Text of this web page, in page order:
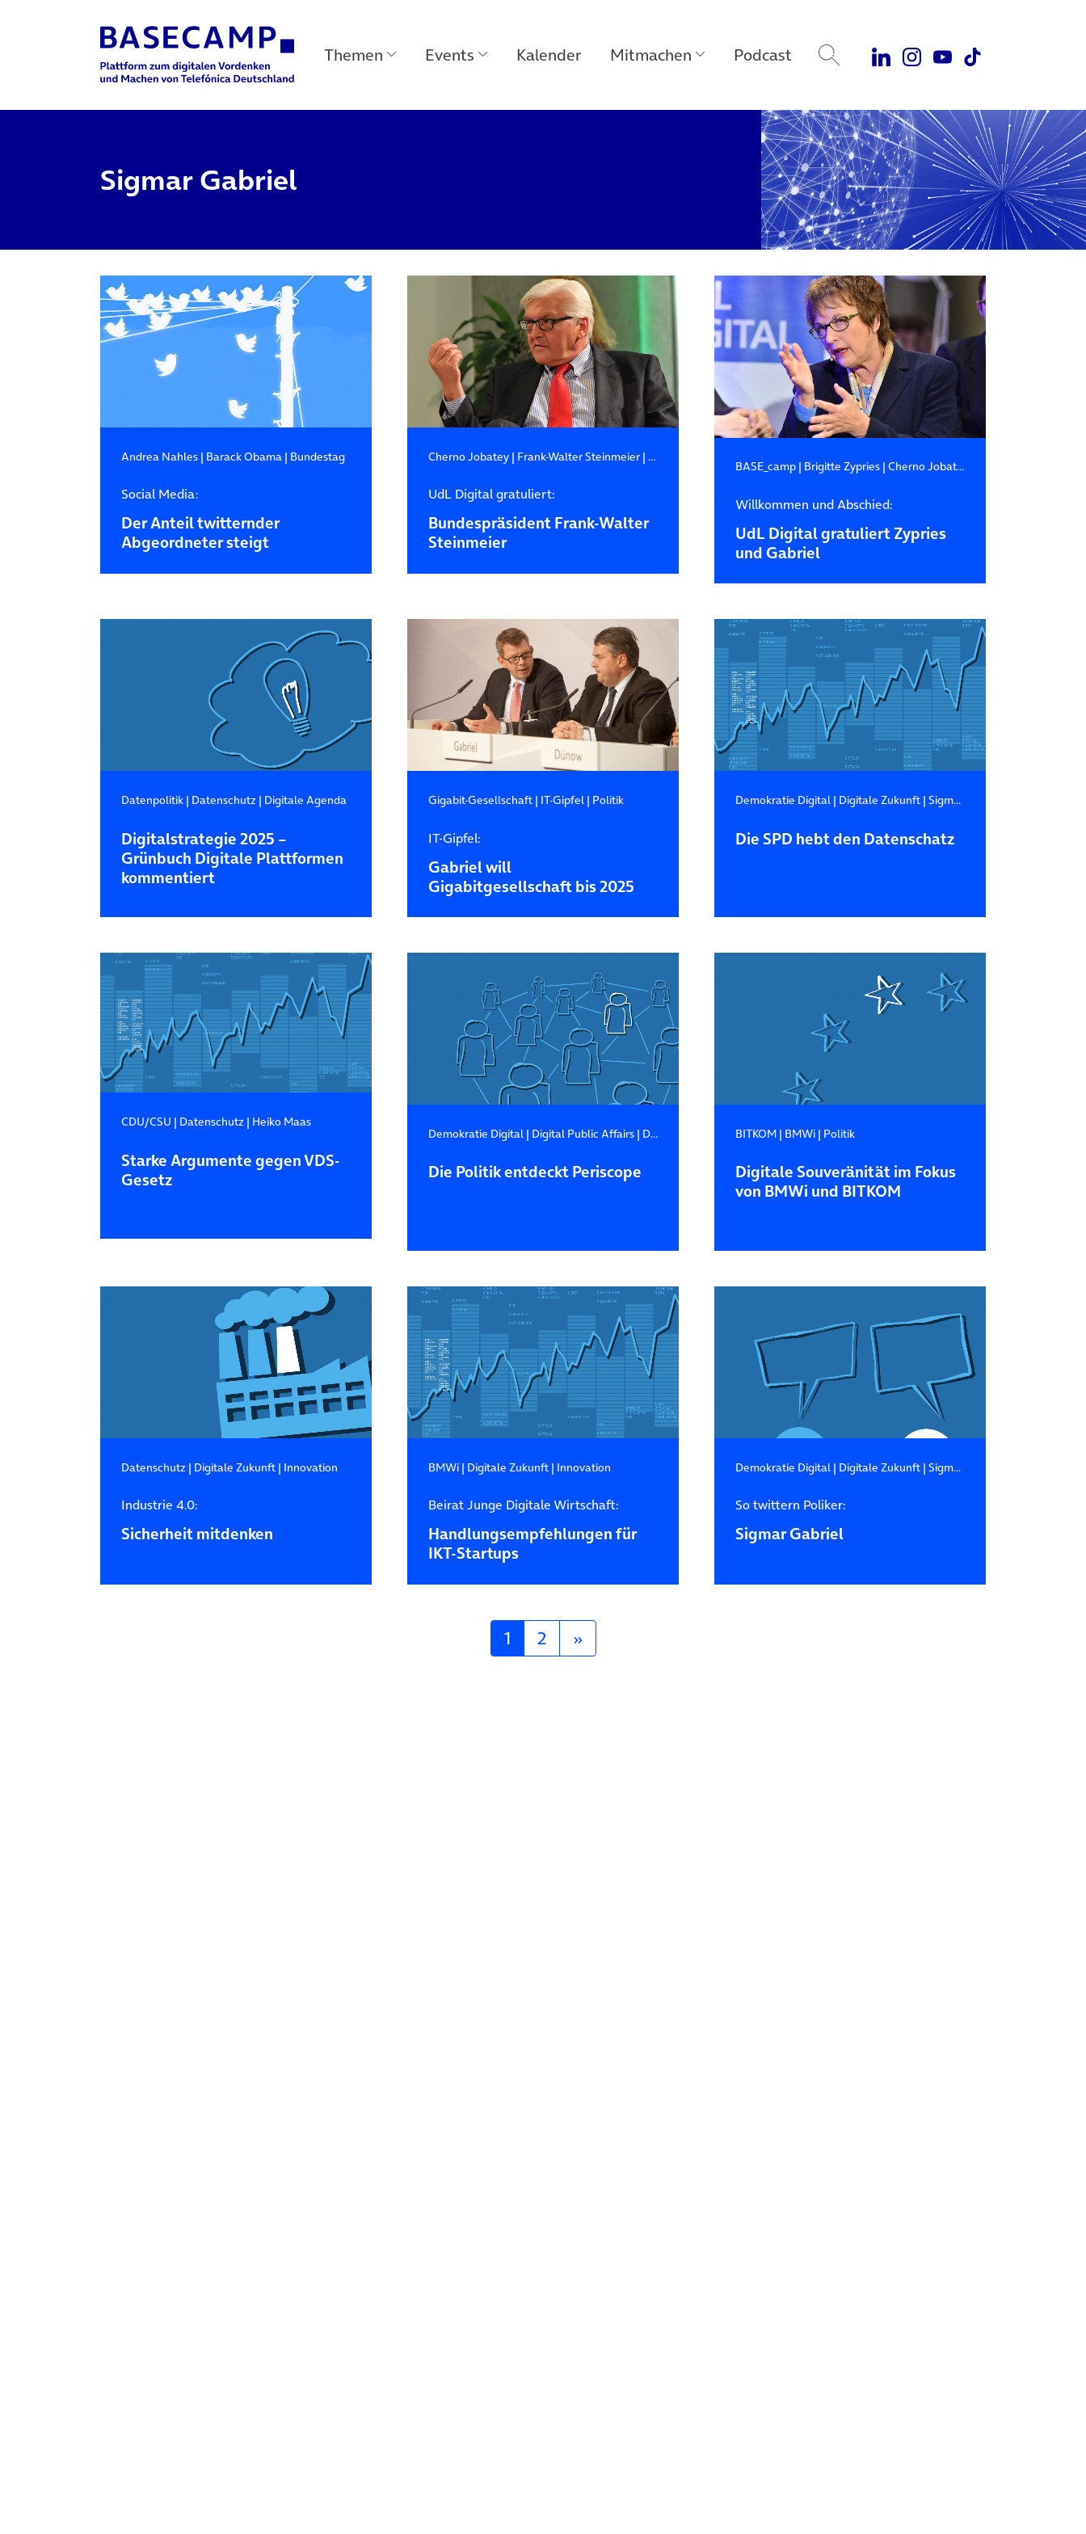
Main Navigation Themen Events Kalender Mitmachen Podcast
Sigmar Gabriel
Andrea Nahles| Barack Obama| Bundestag
Social Media:
Der Anteil twitternder
Abgeordneter steigt
Cherno Jobatey| Frank-Walter Steinmeier| Politik
UdL Digital gratuliert:
Bundespräsident Frank-Walter
Steinmeier
BASE_camp| Brigitte Zypries| Cherno Jobatey
Willkommen und Abschied:
UdL Digital gratuliert Zypries
und Gabriel
Datenpolitik| Datenschutz | Digitale Agenda
Digitalstrategie 2025 –
Grünbuch Digitale Plattformen
kommentiert
Gigabit-Gesellschaft| IT-Gipfel| Politik
IT-Gipfel:
Gabriel will
Gigabitgesellschaft bis 2025
Demokratie Digital| Digitale Zukunft| Sigmar Gabriel
Die SPD hebt den Datenschatz
CDU/CSU | Datenschutz | Heiko Maas
Starke Argumente gegen VDS-
Gesetz
Demokratie Digital| Digital Public Affairs| Digitale Zukunft
Die Politik entdeckt Periscope
BITKOM| BMWi| Politik
Digitale Souveränität im Fokus
von BMWi und BITKOM
Datenschutz | Digitale Zukunft| Innovation
Industrie 4.0:
Sicherheit mitdenken
BMWi| Digitale Zukunft| Innovation
Beirat Junge Digitale Wirtschaft:
Handlungsempfehlungen für
IKT-Startups
Demokratie Digital| Digitale Zukunft| Sigmar Gabriel
So twittern Poliker:
Sigmar Gabriel
1 2 »